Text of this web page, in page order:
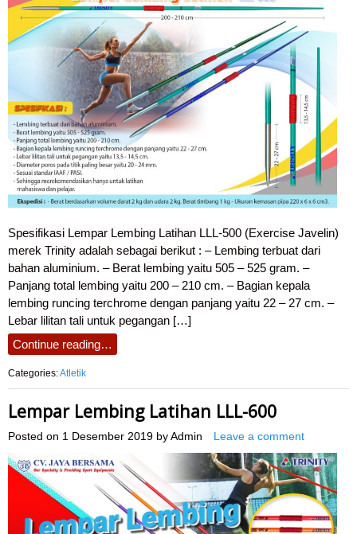
Spesifikasi Lempar Lembing Latihan LLL-500 (Exercise Javelin)
merek Trinity adalah sebagai berikut : – Lembing terbuat dari
bahan aluminium. – Berat lembing yaitu 505 – 525 gram. –
Panjang total lembing yaitu 200 – 210 cm. – Bagian kepala
lembing runcing terchrome dengan panjang yaitu 22 – 27 cm. –
Lebar lilitan tali untuk pegangan […]
Continue reading…
Categories:Atletik
Lempar Lembing Latihan LLL-600
Posted on 1 Desember 2019 by Admin Leave a comment